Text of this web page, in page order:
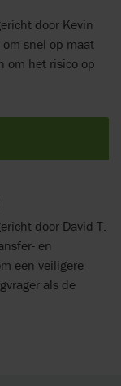
door Kevin
om snel op maat
om het risico op
door David T.
en
een veiligere
als de